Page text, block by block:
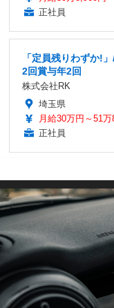
正社員
「定員残りわずか!
2回賞与年2回
株式会社RK
埼玉県
月給30万円～51万
正社員